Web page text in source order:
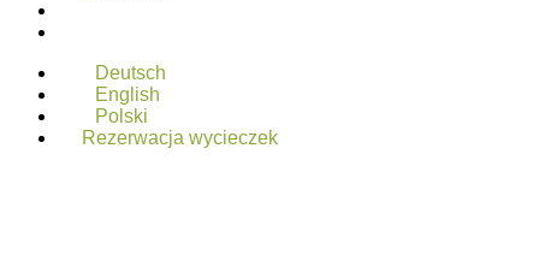
Deutsch
English
Polski
Rezerwacja wycieczek